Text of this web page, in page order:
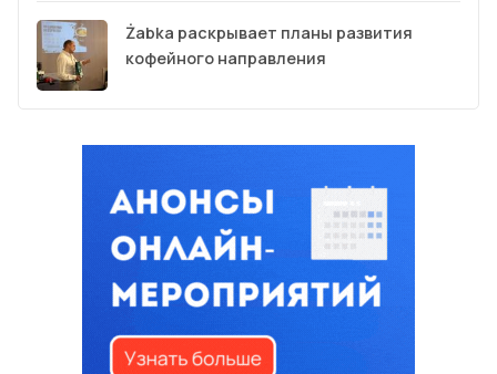
Żabka раскрывает планы развития
кофейного направления